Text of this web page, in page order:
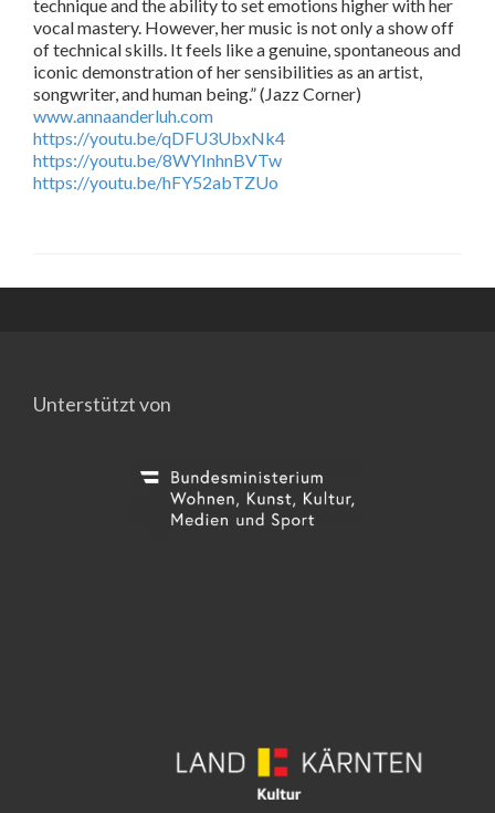
technique and the ability to set emotions higher with her
vocal mastery. However, her music is not only a show off
of technical skills. It feels like a genuine, spontaneous and
iconic demonstration of her sensibilities as an artist,
songwriter, and human being.” (Jazz Corner)
www.annaanderluh.com
https://youtu.be/qDFU3UbxNk4
https://youtu.be/8WYInhnBVTw
https://youtu.be/hFY52abTZUo
Unterstützt von